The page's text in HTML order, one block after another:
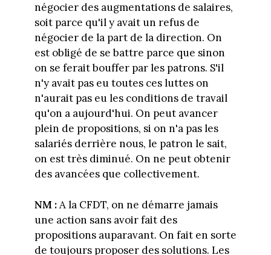
négocier des augmentations de salaires,
soit parce qu'il y avait un refus de
négocier de la part de la direction. On
est obligé de se battre parce que sinon
on se ferait bouffer par les patrons. S'il
n'y avait pas eu toutes ces luttes on
n'aurait pas eu les conditions de travail
qu'on a aujourd'hui. On peut avancer
plein de propositions, si on n'a pas les
salariés derrière nous, le patron le sait,
on est très diminué. On ne peut obtenir
des avancées que collectivement.
NM :A la CFDT, on ne démarre jamais
une action sans avoir fait des
propositions auparavant. On fait en sorte
de toujours proposer des solutions. Les